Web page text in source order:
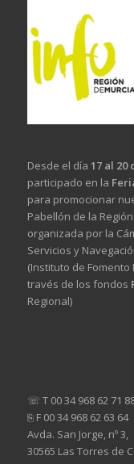
Desde el día 17 al 20
participado en la
para promocionar
Pabellón de la
organizada por la
Servicios y
(Instituto de Fomento
través de los fondos
Regional)
☏ T 00 34 968 62 71
⎘ F 00 34 968 62 63 64
Avda. San Jorge, nº 3,
30565 Las Torres de